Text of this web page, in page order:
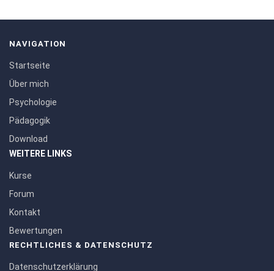
NAVIGATION
Startseite
Über mich
Psychologie
Pädagogik
Download
WEITERE LINKS
Kurse
Forum
Kontakt
Bewertungen
RECHTLICHES & DATENSCHUTZ
Datenschutzerklärung